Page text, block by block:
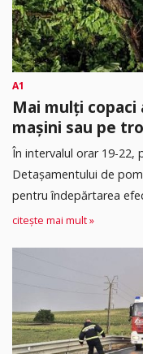
A1
Mai mulți
mașini sau pe
În intervalul orar 19-22,
Detașamentului de
pentru îndepărtarea
citește mai mult »